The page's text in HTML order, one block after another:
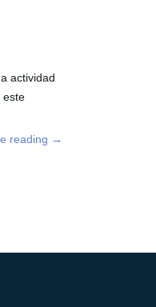
actividad
este
reading →